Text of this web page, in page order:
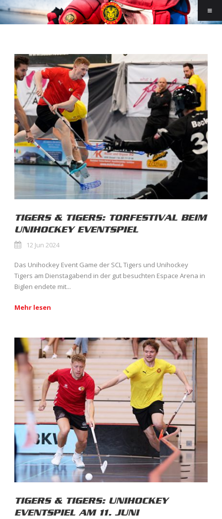
TIGERS & TIGERS: TORFESTIVAL BEIM
UNIHOCKEY EVENTSPIEL
12 Jun 2024
Das Unihockey Event Game der SCL Tigers und Unihockey
Tigers am Dienstagabend in der gut besuchten Espace Arena in
Biglen endete mit...
Mehr lesen
TIGERS & TIGERS: UNIHOCKEY
EVENTSPIEL AM 11. JUNI